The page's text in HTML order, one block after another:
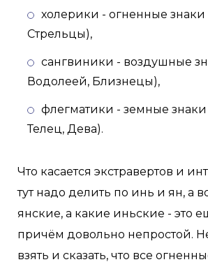
холерики - огненные
Стрельцы),
сангвиники - воздушные
Водолеей, Близнецы),
флегматики - земные знаки
Телец, Дева).
Что касается экстравертов и
тут надо делить по инь и ян, а
янские, а какие иньские - это
причём довольно непростой.
взять и сказать, что все